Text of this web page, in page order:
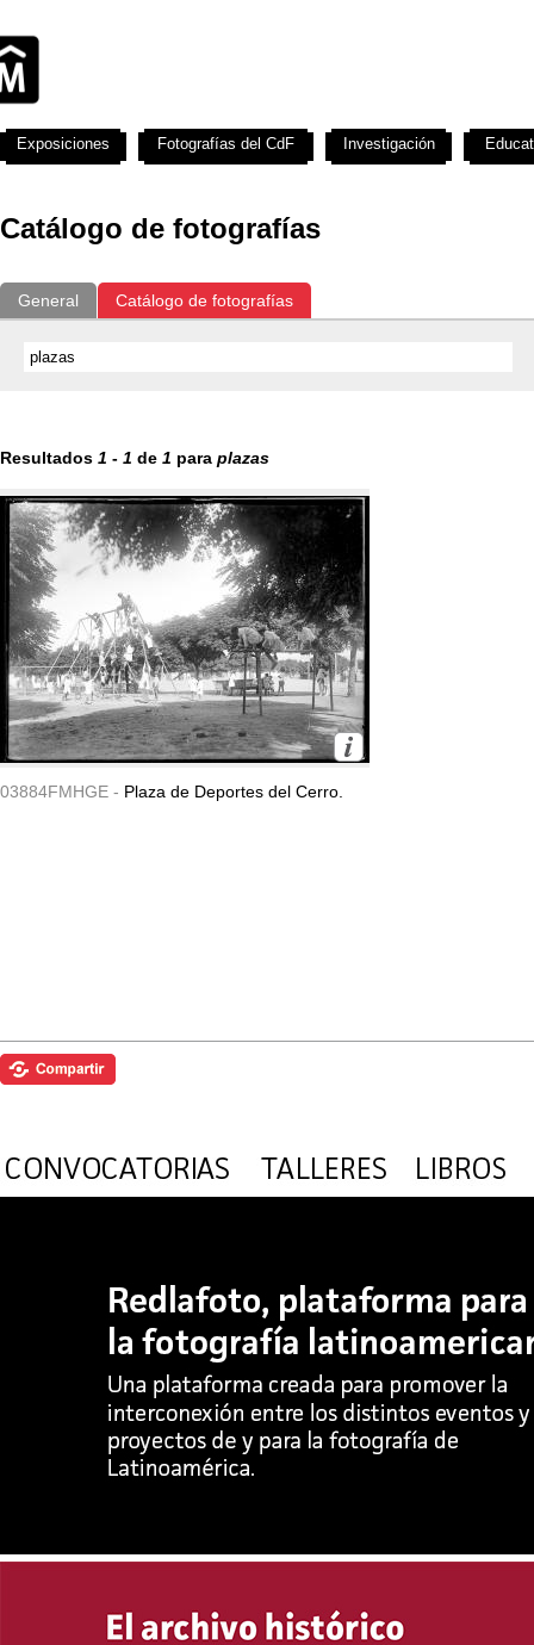
Catálogo de fotografías
General Catálogo de fotografías
Resultados 1 - 1 de 1 para plazas
03884FMHGE - Plaza de Deportes del Cerro.
Exposiciones Fotografías del CdF Investigación